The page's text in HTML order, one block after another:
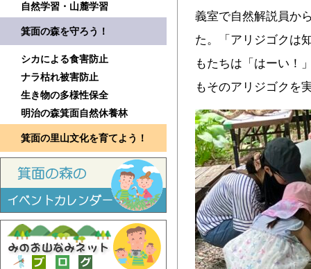
自然学習・山麓学習
箕面の森を守ろう！
シカによる食害防止
ナラ枯れ被害防止
生き物の多様性保全
明治の森箕面自然休養林
箕面の里山文化を育てよう！
義室で自然解説員か
た。「アリジゴクは
もたちは「はーい！
もそのアリジゴクを